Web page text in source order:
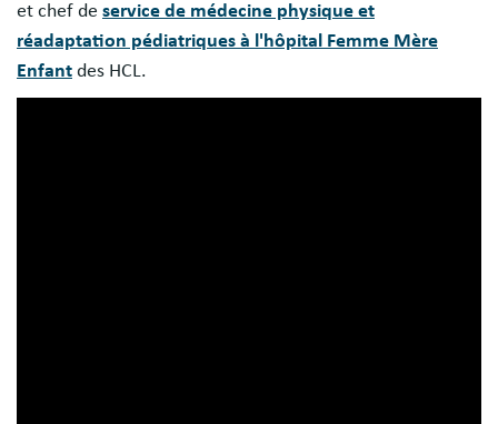
et chef de service de médecine physique et
réadaptation pédiatriques à l'hôpital Femme Mère
Enfant des HCL.